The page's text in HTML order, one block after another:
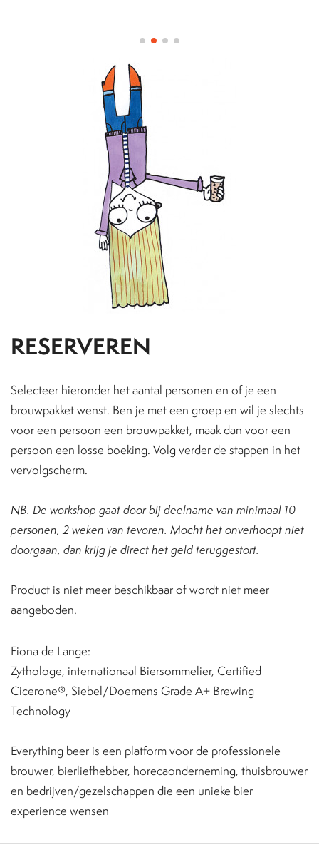
RESERVEREN
Selecteer hieronder het aantal personen en of je een
brouwpakket wenst. Ben je met een groep en wil je slechts
voor een persoon een brouwpakket, maak dan voor een
persoon een losse boeking. Volg verder de stappen in het
vervolgscherm.
NB. De workshop gaat door bij deelname van minimaal 10
personen, 2 weken van tevoren. Mocht het onverhoopt niet
doorgaan, dan krijg je direct het geld teruggestort.
Product is niet meer beschikbaar of wordt niet meer
aangeboden.
Fiona de Lange:
Zythologe, internationaal Biersommelier, Certified
Cicerone®, Siebel/Doemens Grade A+ Brewing
Technology
Everything beer is een platform voor de professionele
brouwer, bierliefhebber, horecaonderneming, thuisbrouwer
en bedrijven/gezelschappen die een unieke bier
experience wensen